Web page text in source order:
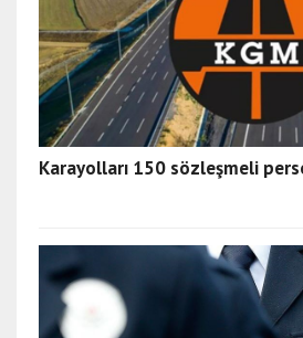
Karayolları 150 sözleşmeli